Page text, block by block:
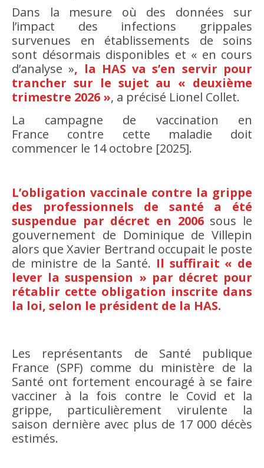
Dans la mesure où des données sur
l’impact des infections grippales
survenues en établissements de soins
sont désormais disponibles et « en cours
d’analyse », la HAS va s’en servir pour
trancher sur le sujet au « deuxième
trimestre 2026 », a précisé Lionel Collet.
La campagne de vaccination en
France contre cette maladie doit
commencer le 14 octobre [2025].
L’obligation vaccinale contre la grippe
des professionnels de santé a été
suspendue par décret en 2006sous le
gouvernement de Dominique de Villepin
alors que Xavier Bertrand occupait le poste
de ministre de la Santé. Il suffirait « de
lever la suspension » par décret pour
rétablir cette obligation inscrite dans
la loi, selon le président de la HAS.
Les représentants de Santé publique
France (SPF) comme du ministère de la
Santé ont fortement encouragé à se faire
vacciner à la fois contre le Covid et la
grippe, particulièrement virulente la
saison dernière avec plus de 17 000 décès
estimés.